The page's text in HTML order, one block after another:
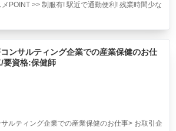
POINT >> 制服有! 駅近で通勤便利! 残業時間少な
コンサルティング企業での産業保健のお仕
要資格:保健師
サルティング企業での産業保健のお仕事> お取引企